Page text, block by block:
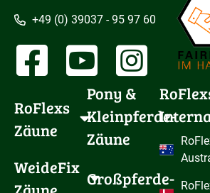
+49 (0) 39037 - 95 97 60
RoFlexs
Zäune
WeideFix
Pony &
Kleinpferde-
Zäune
Großpferde-